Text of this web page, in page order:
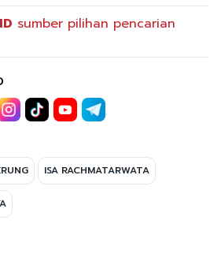
sumber pilihan pencarian
ISA RACHMATARWATA